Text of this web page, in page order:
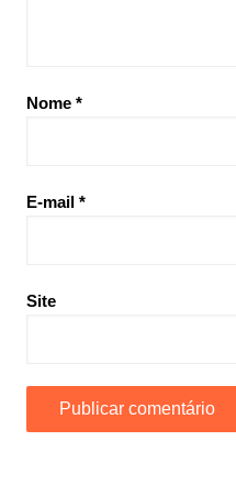
Nome *
E-mail *
Site